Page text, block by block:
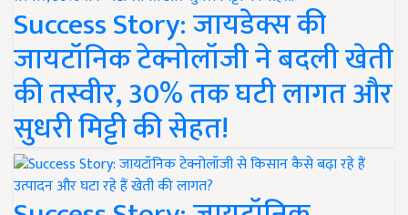
Success Story: जायडेक्स की
जायटॉनिक टेक्नोलॉजी ने बदली खेती
की तस्वीर, 30% तक घटी लागत और
सुधरी मिट्टी की सेहत!